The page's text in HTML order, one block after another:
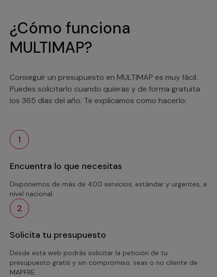
¿Cómo funciona
MULTIMAP?
Conseguir un presupuesto en MULTIMAP es muy fácil.
Puedes solicitarlo cuando quieras y de forma gratuita
los 365 días del año. Te explicamos como hacerlo:
1
Encuentra lo que necesitas
Disponemos de más de 400 servicios, estándar y urgentes, a
nivel nacional.
2
Solicita tu presupuesto
Desde esta web podrás solicitar la petición de tu
presupuesto gratis y sin compromiso, seas o no cliente de
MAPFRE.